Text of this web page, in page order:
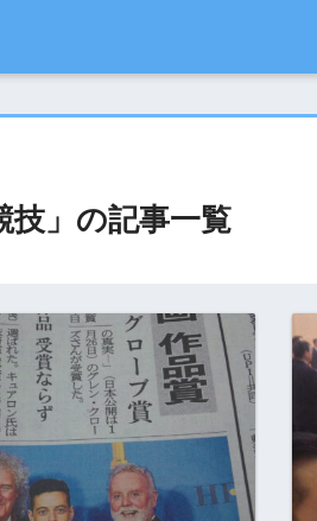
技」の記事一覧